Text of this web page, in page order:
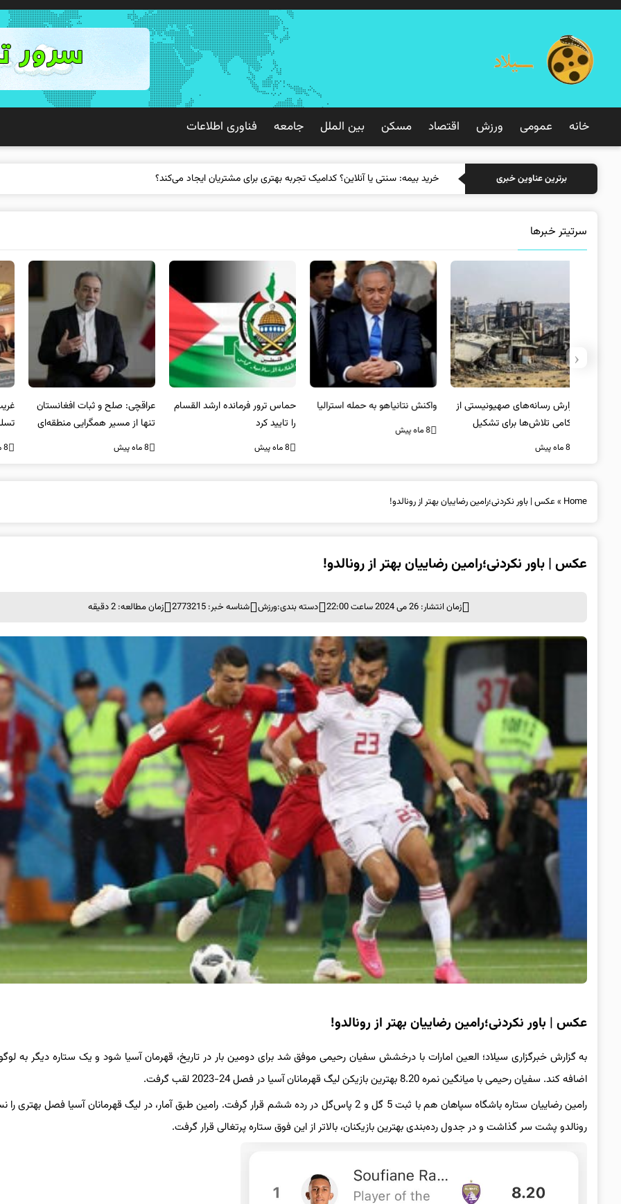
خانه عمومی ورزش اقتصاد مسکن بین الملل جامعه فناوری اطلاعات
برترین عناوین خبری خرید بی
سرتیتر خبرها
واکنش نتانیاهو به حمله استرالیا
8 ماه پیش
حماس ترور فرمانده ارشد القسام
را تایید کرد
عراقچی: صلح و ثبات افغانستان
تنها از مسیر همگرایی منطقه‌ای
محقق می‌شود
8 ماه پیش
غریب آبادی: مردم ایران هرگز
تسلیم تهدیدات و تجاوزات
نخواهند شد و متحد و منسجم
8 ماه پیش 8
‹
Home
»عکس | باور نکردنی؛رامین رضاییان بهتر از رونالدو!
عکس | باور نکردنی؛رامین رضاییان بهتر از رونالدو!
زمان انتشار: 26 می 2024 ساعت 22:00 دسته بندی:ورزش شناسه خبر: 2773215 زمان مطالعه: 2 دقیقه
عکس | باور نکردنی؛رامین رضاییان بهتر از رونالدو!
به گزارش خبرگزاری سیلاد؛ العین امارات با درخشش سفیان رحیمی موفق شد برای دومین بار در تاریخ، قهرمان آسیا شود و یک ستاره دیگر به
اضافه کند. سفیان رحیمی با میانگین نمره 8.20 بهترین بازیکن لیگ قهرمانان آسیا در فصل 24-2023 لقب گرفت.
رامین رضاییان ستاره باشگاه سپاهان هم با ثبت 5 گل و 2 پاس‌گل در رده ششم قرار گرفت. رامین طبق آمار، در لیگ قهرمانان آسیا فصل
رونالدو پشت سر گذاشت و در جدول رده‌بندی بهترین بازیکنان، بالاتر از این فوق ستاره پرتغالی قرار گرفت.